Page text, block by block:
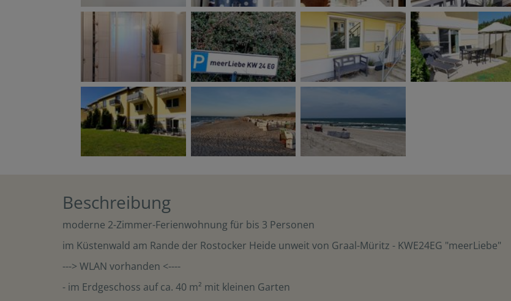
Beschreibung
moderne 2-Zimmer-Ferienwohnung für bis 3 Personen
im Küstenwald am Rande der Rostocker Heide unweit von Graal-Müritz - KWE24EG "meerLiebe"
---> WLAN vorhanden <----
- im Erdgeschoss auf ca. 40 m² mit kleinen Garten